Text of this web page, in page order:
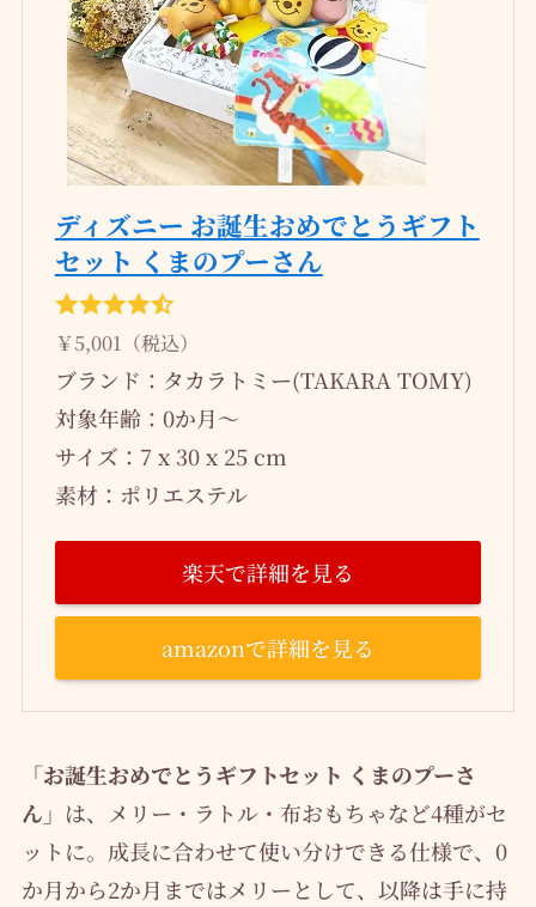
ディズニー お誕生おめでとうギフト
セット くまのプーさん
￥5,001（税込）
ブランド：タカラトミー(TAKARA TOMY)
対象年齢：0か月～
サイズ：7 x 30 x 25 cm
素材：ポリエステル
楽天で詳細を見る
amazonで詳細を見る
「お誕生おめでとうギフトセット くまのプーさ
ん」 は、メリー・ラトル・布おもちゃなど4種がセ
ットに。成長に合わせて使い分けできる仕様で、0
か月から2か月まではメリーとして、以降は手に持